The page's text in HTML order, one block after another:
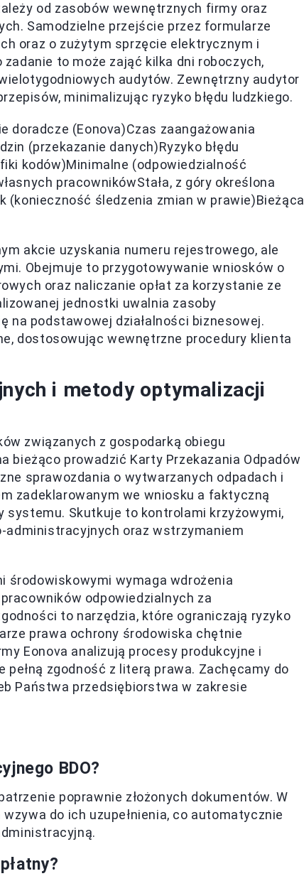
od zasobów wewnętrznych firmy oraz
Samodzielne przejście przez formularze
oraz o zużytym sprzęcie elektrycznym i
to może zająć kilka dni roboczych,
audytów. Zewnętrzny audytor
minimalizując ryzyko błędu ludzkiego.
doradcze (Eonova)Czas zaangażowania
(przekazanie danych)Ryzyko błędu
kodów)Minimalne (odpowiedzialność
pracownikówStała, z góry określona
(konieczność śledzenia zmian w prawie)Bieżąca
akcie uzyskania numeru rejestrowego, ale
Obejmuje to przygotowywanie wniosków o
oraz naliczanie opłat za korzystanie ze
jednostki uwalnia zasoby
na podstawowej działalności biznesowej.
dostosowując wewnętrzne procedury klienta
i metody optymalizacji
związanych z gospodarką obiegu
bieżąco prowadzić Karty Przekazania Odpadów
sprawozdania o wytwarzanych odpadach i
zadeklarowanym we wniosku a faktyczną
systemu. Skutkuje to kontrolami krzyżowymi,
administracyjnych oraz wstrzymaniem
środowiskowymi wymaga wdrożenia
odpowiedzialnych za
to narzędzia, które ograniczają ryzyko
prawa ochrony środowiska chętnie
Eonova analizują procesy produkcyjne i
zgodność z literą prawa. Zachęcamy do
Państwa przedsiębiorstwa w zakresie
BDO?
poprawnie złożonych dokumentów. W
do ich uzupełnienia, co automatycznie